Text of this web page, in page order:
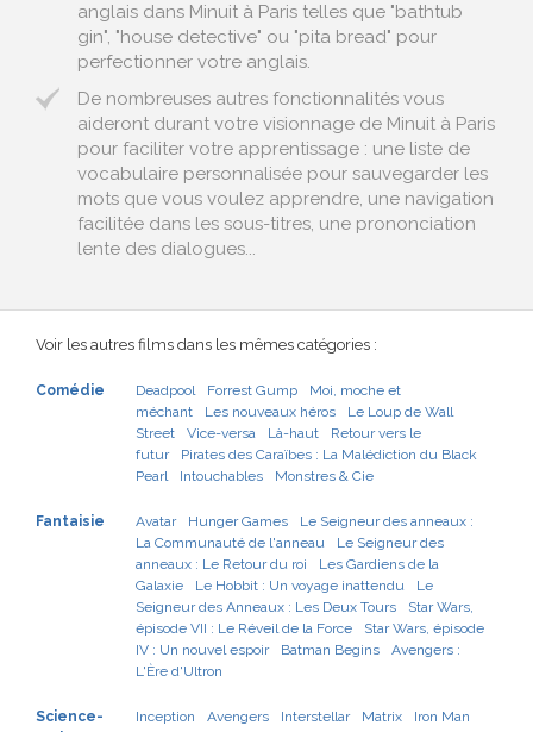
anglais dans Minuit à Paris telles que "bathtub
gin", "house detective" ou "pita bread" pour
perfectionner votre anglais.
De nombreuses autres fonctionnalités vous
aideront durant votre visionnage de Minuit à Paris
pour faciliter votre apprentissage : une liste de
vocabulaire personnalisée pour sauvegarder les
mots que vous voulez apprendre, une navigation
facilitée dans les sous-titres, une prononciation
lente des dialogues...
Voir les autres films dans les mêmes catégories :
Comédie Deadpool Forrest Gump
Moi, moche et
méchant
Les nouveaux héros
Le Loup de Wall
Street
Vice-versa Là-haut
Retour vers le
futur
Pirates des Caraïbes : La Malédiction du Black
Pearl
Intouchables Monstres & Cie
Fantaisie Avatar Hunger Games
Le Seigneur des anneaux :
La Communauté de l'anneau
Le Seigneur des
anneaux : Le Retour du roi
Les Gardiens de la
Galaxie
Le Hobbit : Un voyage inattendu
Le
Seigneur des Anneaux : Les Deux Tours
Star Wars,
épisode VII : Le Réveil de la Force
Star Wars, épisode
IV : Un nouvel espoir
Batman Begins
Avengers :
L'Ère d'Ultron
Science-
Inception Avengers Interstellar Matrix
Iron Man